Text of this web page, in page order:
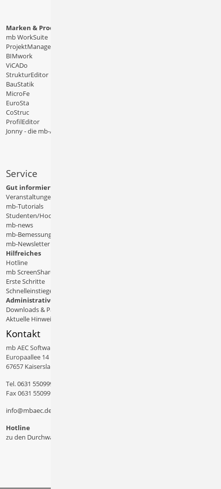
Marken & Produkte
mb WorkSuite
ProjektManager
BIMwork
ViCADo
StrukturEditor
BauStatik
MicroFe
EuroSta
CoStruc
ProfilEditor
Jonny - die mb-App
Service
Gut informiert
Veranstaltungen
mb-Tutorials
Studenten/Hochschule
mb-news
mb-Bemessungstafeln
mb-Newsletter
Hilfreiches
Hotline
mb ScreenShare
Erste Schritte
Schnelleinstiege & Doku
Administratives
Downloads & Patches
Aktuelle Hinweise
Kontakt
mb AEC Software GmbH
Europaallee 14
67657 Kaiserslautern
Tel.0631 550999 11
Fax 0631 550999 20
info@mbaec.de
Hotline
zu den Durchwahlen